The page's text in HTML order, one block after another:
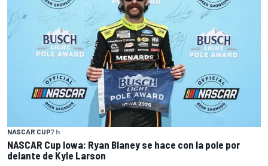
NASCAR CUP7 h
NASCAR Cup Iowa: Ryan Blaney se hace con la pole por
delante de Kyle Larson